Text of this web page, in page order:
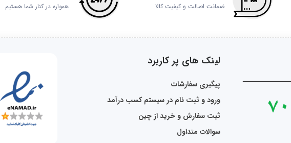
ضمانت اصالت و کیفیت کالا همواره در کنار شما هستیم
لینک های پر کاربرد
پیگیری سفارشات
ورود و ثبت نام در سیستم کسب درآمد
ثبت سفارش و خرید از چین
سوالات متداول